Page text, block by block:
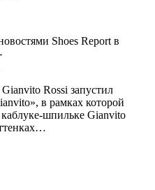
Shoes Report в
Rossi запустил
в рамках которой
шпильке Gianvito